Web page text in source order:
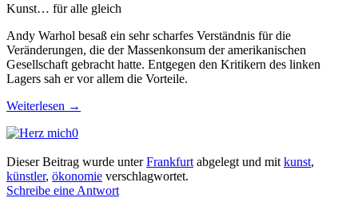
Kunst… für alle gleich
Andy Warhol besaß ein sehr scharfes Verständnis für die
Veränderungen, die der Massenkonsum der amerikanischen
Gesellschaft gebracht hatte. Entgegen den Kritikern des linken
Lagers sah er vor allem die Vorteile.
Weiterlesen →
0
Dieser Beitrag wurde unterFrankfurt abgelegt und mit kunst,
künstler, ökonomie verschlagwortet.
Schreibe eine Antwort